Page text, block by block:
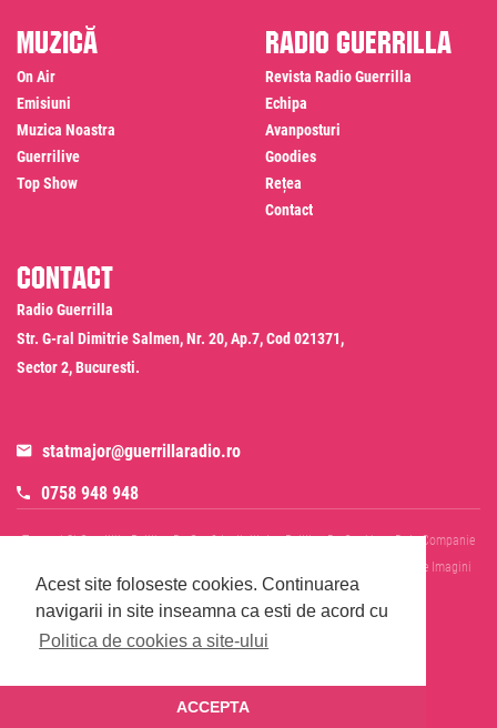
Acest site foloseste cookies. Continuarea
navigarii in site inseamna ca esti de acord cu
Politica de cookies a site-ului
ACCEPTA
Muzică
On Air
Emisiuni
Muzica Noastra
Guerrilive
Top Show
Radio Guerrilla
Revista Radio Guerrilla
Echipa
Avanposturi
Goodies
Rețea
Contact
Contact
Radio Guerrilla
Str. G-ral Dimitrie Salmen, Nr. 20, Ap.7, Cod 021371,
Sector 2, Bucuresti.
statmajor@guerrillaradio.ro
0758 948 948
Termeni Si Conditii Politica De Confidentialitate Politica De Cookies
Date Companie
Informare Prelucrare Imagini
Evenimente
Cod Deontologic